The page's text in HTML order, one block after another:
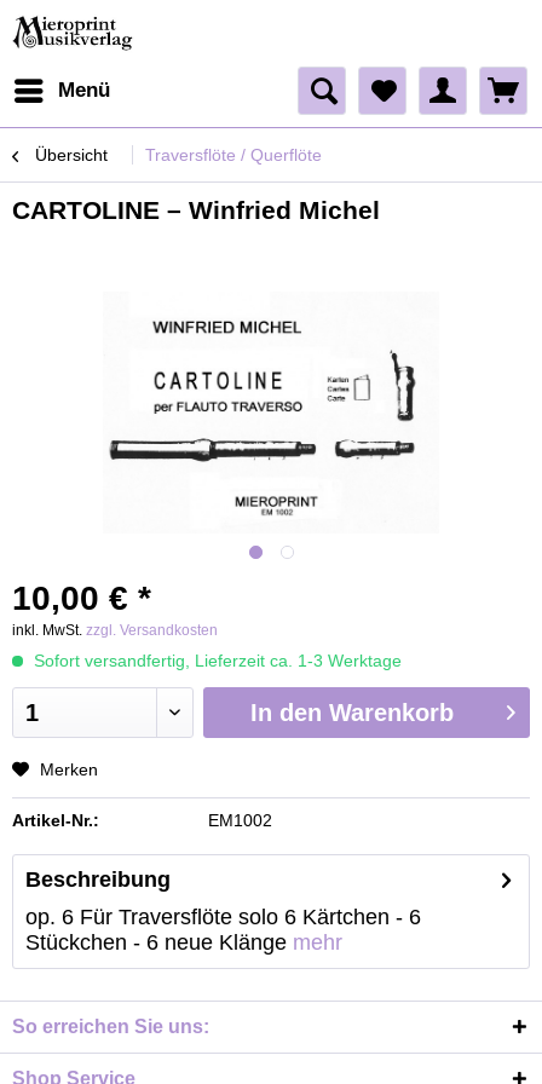
Menü
Übersicht Traversflöte / Querflöte
CARTOLINE – Winfried Michel
10,00 € *
inkl. MwSt. zzgl. Versandkosten
Sofort versandfertig, Lieferzeit ca. 1-3 Werktage
In den Warenkorb
Merken
Artikel-Nr.: EM1002
Beschreibung
op. 6 Für Traversflöte solo 6 Kärtchen - 6
Stückchen - 6 neue Klänge mehr
So erreichen Sie uns:
Shop Service